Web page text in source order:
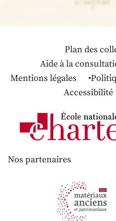
Plan des
Aide à la
Mentions légales
Accessibilité
Nos partenaires